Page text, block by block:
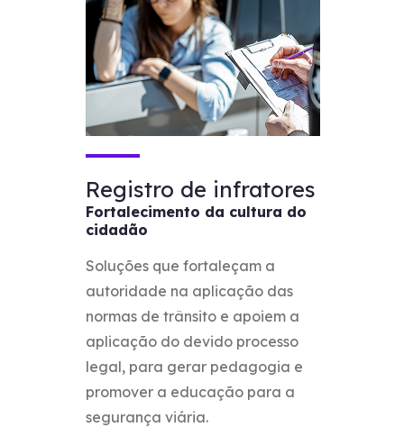
Registro de infratores
Fortalecimento da cultura do
cidadão
Soluções que fortaleçam a
autoridade na aplicação das
normas de trânsito e apoiem a
aplicação do devido processo
legal, para gerar pedagogia e
promover a educação para a
segurança viária.